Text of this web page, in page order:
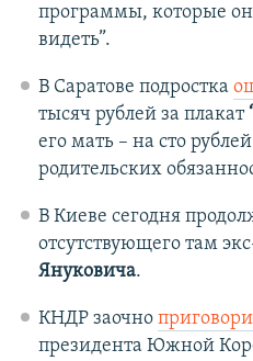
программы, которые
видеть”.
В Саратове подростка
тысяч рублей за плакат
его мать – на сто
родительских
В Киеве сегодня
отсутствующего там
Януковича.
КНДР заочно
президента Южной